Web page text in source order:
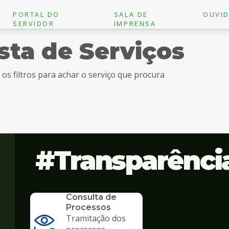
PORTAL DO
SERVIDOR
SALA DE
IMPRENSA
de Serviços
os filtros para achar o serviço que procura
Consulta de
Processos
Tramitação dos